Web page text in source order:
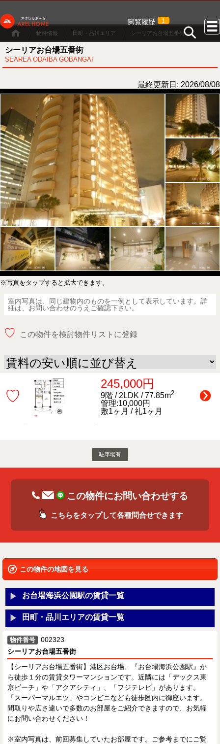
閲覧履歴 1
物件情報 田町・品川エリア シーリアお台場五番街
シーリアお台場五番街
SEAREA ODAIBA GOBANGAI
最終更新日: 2026/08/08
※写真をタップすると拡大できます。
室内写真は、同じ建物内のものを一例として表示しています。詳
細は、お問い合わせのうえご確認下さい。
♡ この物件を検討物件リストに登録
♡
245,000円
9階 / 2LDK / 77.85m2
管理:10,000円
敷1ヶ月 / 礼1ヶ月
駐車場有
この物件にお問い合わせする
こちらをタップして各種問合せできます
この物件の地図を見る
お台場海浜公園駅の賃貸一覧
田町・品川エリアの賃貸一覧
物件番号
002323
シーリアお台場五番街
【シーリアお台場五番街】港区お台場、『お台場海浜公園駅』か
ら徒歩１分の賃貸タワーマンションです。近隣には「デックス東
京ビーチ」や「アクアシティ」、「フジテレビ」があります。
「スーパーマルエツ」やコンビニなども徒歩圏内に御座います。
間取りや広さ違いで多数のお部屋をご紹介できますので、お気軽
にお問い合わせください！
※室内写真は、前回募集していたお部屋です。ご参考までにご覧